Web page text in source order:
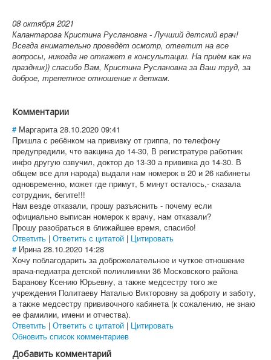
08 октября 2021
Калантарова Кристина Руслановна - Лучший детский врач!
Всегда внимательно проведёт осмотр, ответит на все
вопросы, никогда не откажет в консультации. На приём как на
праздник)) спасибо Вам, Кристина Руслановна за Ваш труд, за
доброе, трепетное отношение к деткам.
Комментарии
# Маргарита 28.10.2020 09:41
Пришла с ребёнком на прививку от гриппа, по телефону
предупредили, что вакцина до 14-30, В регистратуре работник
инфо другую озвучил, доктор до 13-30 а прививка до 14-30. В
общем все для народа) выдали нам номерок в 20 и 26 кабинеты
одновременно, может где примут, 5 минут осталось,- сказала
сотрудник, бегите!!!
Нам везде отказали, прошу разъяснить - почему если
официально выписан номерок к врачу, нам отказали?
Прошу разобраться в ближайшее время, спасибо!
Ответить | Ответить с цитатой | Цитировать
# Ирина 28.10.2020 14:28
Хочу поблагодарить за доброжелательное и чуткое отношение
врача-педиатра детской поликлиники 36 Московского района
Баранову Ксению Юрьевну, а также медсестру того же
учреждения Политаеву Наталью Викторовну за доброту и заботу,
а также медсестру прививочного кабинета (к сожалению, не знаю
ее фамилии, имени и отчества).
Ответить | Ответить с цитатой | Цитировать
Обновить список комментариев
Добавить комментарий